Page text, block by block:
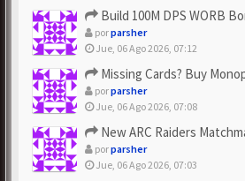
Build 100M DPS WORB Bomb
porparsher
Jue, 06 Ago 2026, 07:12
Missing Cards? Buy Monopoly Go
porparsher
Jue, 06 Ago 2026, 07:08
New ARC Raiders Matchmaking
porparsher
Jue, 06 Ago 2026, 07:03